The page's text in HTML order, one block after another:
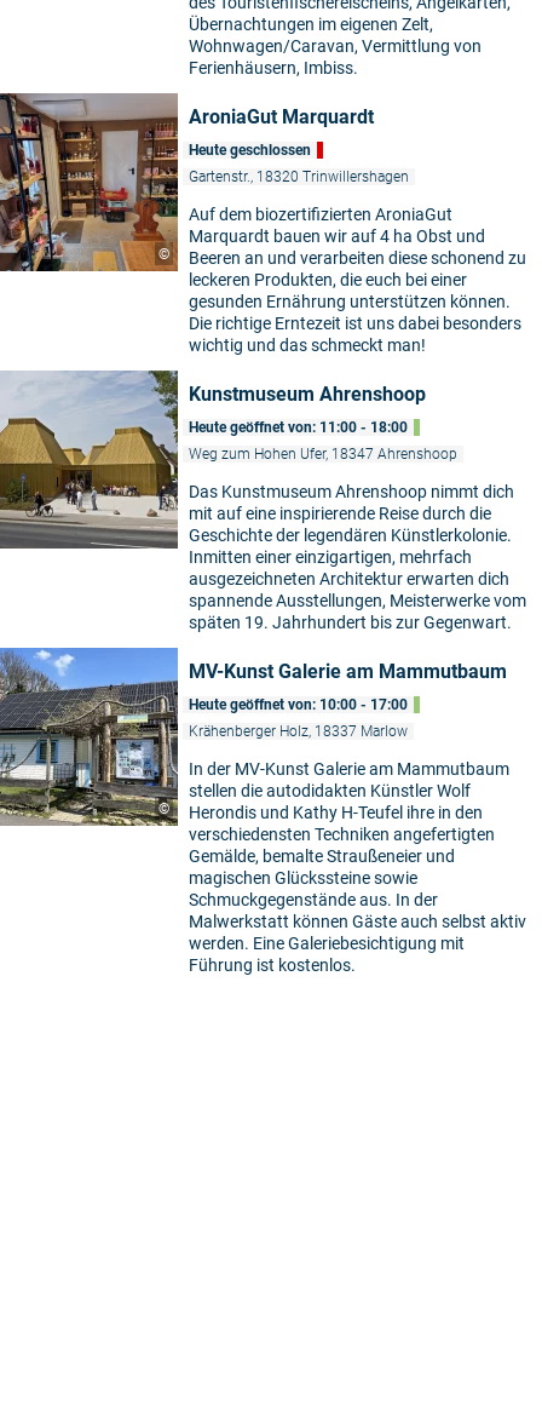
Übernachtungen im eigenen Zelt,
Wohnwagen/Caravan, Vermittlung von
Ferienhäusern, Imbiss.
©
AroniaGut Marquardt
Heute geschlossen
Gartenstr., 18320 Trinwillershagen
Auf dem biozertifizierten AroniaGut
Marquardt bauen wir auf 4 ha Obst und
Beeren an und verarbeiten diese schonend zu
leckeren Produkten, die euch bei einer
gesunden Ernährung unterstützen können.
Die richtige Erntezeit ist uns dabei besonders
wichtig und das schmeckt man!
Kunstmuseum Ahrenshoop
Heute geöffnet von: 11:00 - 18:00
Weg zum Hohen Ufer, 18347 Ahrenshoop
Das Kunstmuseum Ahrenshoop nimmt dich
mit auf eine inspirierende Reise durch die
Geschichte der legendären Künstlerkolonie.
Inmitten einer einzigartigen, mehrfach
ausgezeichneten Architektur erwarten dich
spannende Ausstellungen, Meisterwerke vom
späten 19. Jahrhundert bis zur Gegenwart.
©
MV-Kunst Galerie am Mammutbaum
Heute geöffnet von: 10:00 - 17:00
Krähenberger Holz, 18337 Marlow
In der MV-Kunst Galerie am Mammutbaum
stellen die autodidakten Künstler Wolf
Herondis und Kathy H-Teufel ihre in den
verschiedensten Techniken angefertigten
Gemälde, bemalte Straußeneier und
magischen Glückssteine sowie
Schmuckgegenstände aus. In der
Malwerkstatt können Gäste auch selbst aktiv
werden. Eine Galeriebesichtigung mit
Führung ist kostenlos.